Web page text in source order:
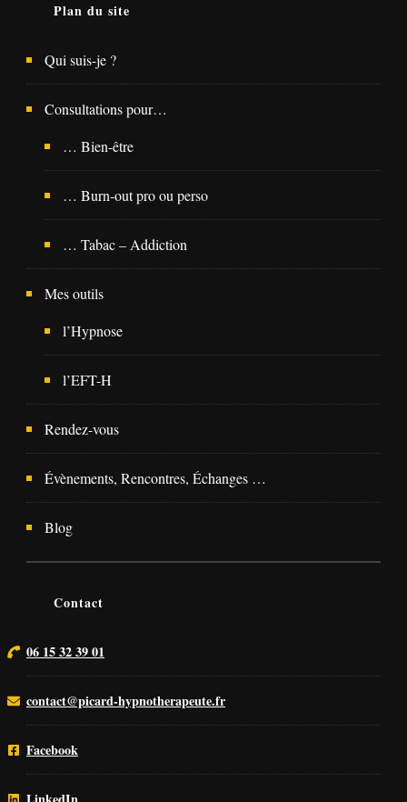
Plan du site
Qui suis-je ?
Consultations pour…
… Bien-être
… Burn-out pro ou perso
… Tabac – Addiction
Mes outils
l’Hypnose
l’EFT-H
Rendez-vous
Évènements, Rencontres, Échanges …
Blog
Contact
06 15 32 39 01
contact@picard-hypnotherapeute.fr
Facebook